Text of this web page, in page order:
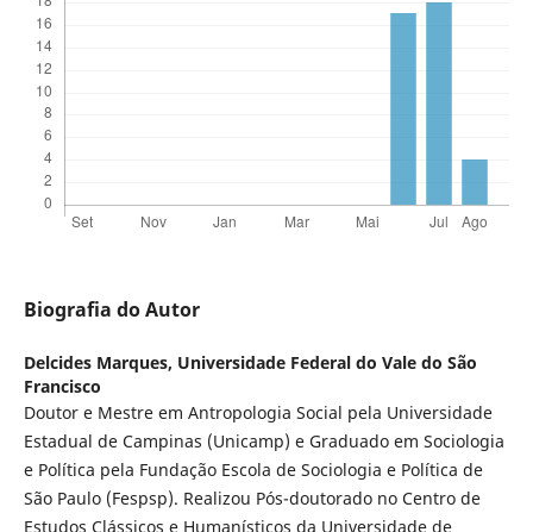
Biografia do Autor
Delcides Marques, Universidade Federal do Vale do São
Francisco
Doutor e Mestre em Antropologia Social pela Universidade
Estadual de Campinas (Unicamp) e Graduado em Sociologia
e Política pela Fundação Escola de Sociologia e Política de
São Paulo (Fespsp). Realizou Pós-doutorado no Centro de
Estudos Clássicos e Humanísticos da Universidade de